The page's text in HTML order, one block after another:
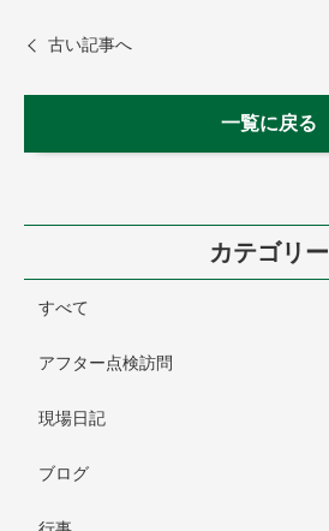
古い記事へ
一覧に戻る
カテゴリー
すべて
アフター点検訪問
現場日記
ブログ